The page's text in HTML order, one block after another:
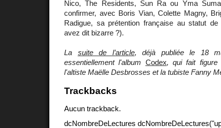
Nico, The Residents, Sun Ra ou Yma
confirmer, avec Boris Vian, Colette Magny,
Radigue, sa prétention française au statut
avez dit bizarre ?).
La suite de l’article, déjà publiée le 18
essentiellement l'album Codex, qui fait figure
l'altiste Maëlle Desbrosses et la tubiste Fanny
Trackbacks
Aucun trackback.
dcNombreDeLectures